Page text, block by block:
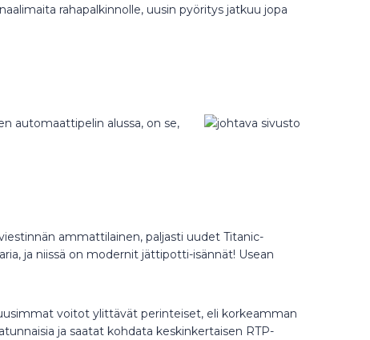
rahapalkinnolle, uusin pyöritys jatkuu jopa
automaattipelin alussa, on se,
ammattilainen, paljasti uudet Titanic-
ja niissä on modernit jättipotti-isännät! Usean
voitot ylittävät perinteiset, eli korkeamman
​​ja saatat kohdata keskinkertaisen RTP-